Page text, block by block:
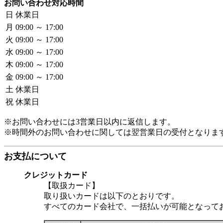
お問い合わせ対応時間
日 休業日
月 09:00 ～ 17:00
火 09:00 ～ 17:00
水 09:00 ～ 17:00
木 09:00 ～ 17:00
金 09:00 ～ 17:00
土 休業日
祝 休業日
※お問い合わせには3営業日以内に返信します。
※時間外のお問い合わせに関しては翌営業日の受付となりま
お支払について
クレジットカード
【取扱カード】
取り扱いカードは以下のとおりです。
すべてのカード会社で、一括払いが可能となって